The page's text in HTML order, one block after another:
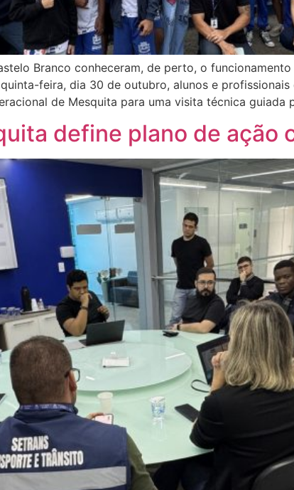
Branco conheceram, de perto, o
feira, dia 30 de outubro, alunos e
de Mesquita para uma visita técnica guiada
define plano de ação